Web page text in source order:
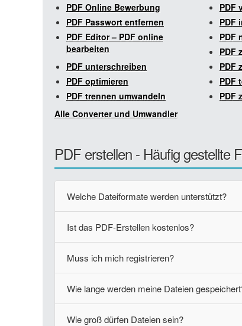
PDF Online Bewerbung PDF
PDF Passwort entfernen
PDF
PDF Editor – PDF online
bearbeiten
PDF
PDF
PDF unterschreiben
PDF
PDF optimieren
PDF
PDF trennen umwandeln
PDF
Alle Converter und Umwandler
PDF erstellen - Häufig gestellte
Welche Dateiformate werden unterstützt?
Ist das PDF-Erstellen kostenlos?
Muss ich mich registrieren?
Wie lange werden meine Dateien
Wie groß dürfen Dateien sein?